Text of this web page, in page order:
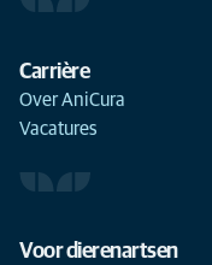
Carrière
Over AniCura
Vacatures
Voor dierenartsen